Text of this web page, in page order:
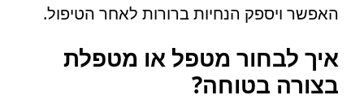
האפשר ויספק הנחיות ברורות לאחר הטיפול.
איך לבחור מטפל או מטפלת
בצורה בטוחה?